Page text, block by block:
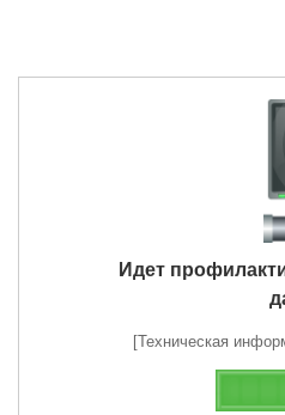
Идет
[Техническая